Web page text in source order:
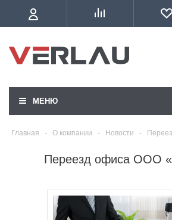
МЕНЮ
Главная - О компании - Новости -
Переезд офиса ООО